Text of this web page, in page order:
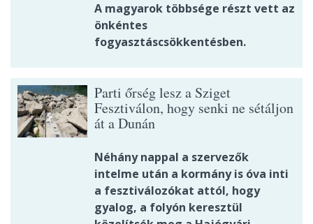
A magyarok többsége részt vett az
önkéntes
fogyasztáscsökkentésben.
Parti őrség lesz a Sziget
Fesztiválon, hogy senki ne sétáljon
át a Dunán
Néhány nappal a szervezők
intelme után a kormány is óva inti
a fesztiválozókat attól, hogy
gyalog, a folyón keresztül